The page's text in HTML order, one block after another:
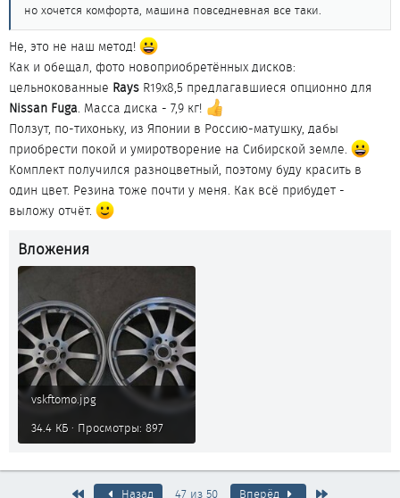
но хочется комфорта, машина повседневная все таки.
Не, это не наш метод!
Как и обещал, фото новоприобретённых дисков:
цельнокованные Rays R19x8,5 предлагавшиеся опционно для
Nissan Fuga. Масса диска - 7,9 кг!
Ползут, по-тихоньку, из Японии в Россию-матушку, дабы
приобрести покой и умиротворение на Сибирской земле.
Комплект получился разноцветный, поэтому буду красить в
один цвет. Резина тоже почти у меня. Как всё прибудет -
выложу отчёт.
Вложения
vskftomo.jpg
34.4 КБ · Просмотры: 897
ПервыйНазад 47 из 50 Вперёд